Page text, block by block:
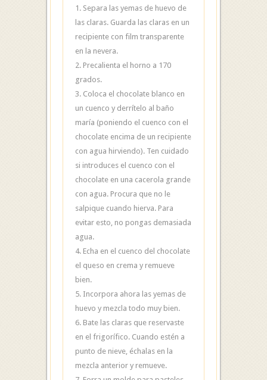
1. Separa las yemas de huevo de
las claras. Guarda las claras en un
recipiente con film transparente
en la nevera.
2. Precalienta el horno a 170
grados.
3. Coloca el chocolate blanco en
un cuenco y derrítelo al baño
maría (poniendo el cuenco con el
chocolate encima de un recipiente
con agua hirviendo). Ten cuidado
si introduces el cuenco con el
chocolate en una cacerola grande
con agua. Procura que no le
salpique cuando hierva. Para
evitar esto, no pongas demasiada
agua.
4. Echa en el cuenco del chocolate
el queso en crema y remueve
bien.
5. Incorpora ahora las yemas de
huevo y mezcla todo muy bien.
6. Bate las claras que reservaste
en el frigorífico. Cuando estén a
punto de nieve, échalas en la
mezcla anterior y remueve.